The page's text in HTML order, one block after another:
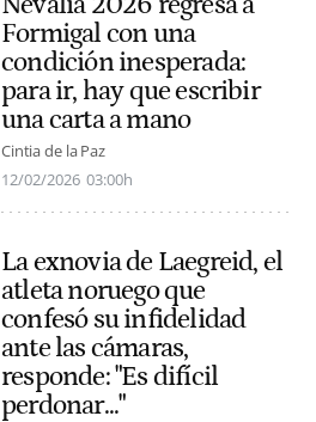
Formigal con una
condición inesperada:
para ir, hay que escribir
una carta a mano
Cintia de la Paz
12/02/2026 03:00h
La exnovia de Laegreid, el
atleta noruego que
confesó su infidelidad
ante las cámaras,
responde: "Es difícil
perdonar..."